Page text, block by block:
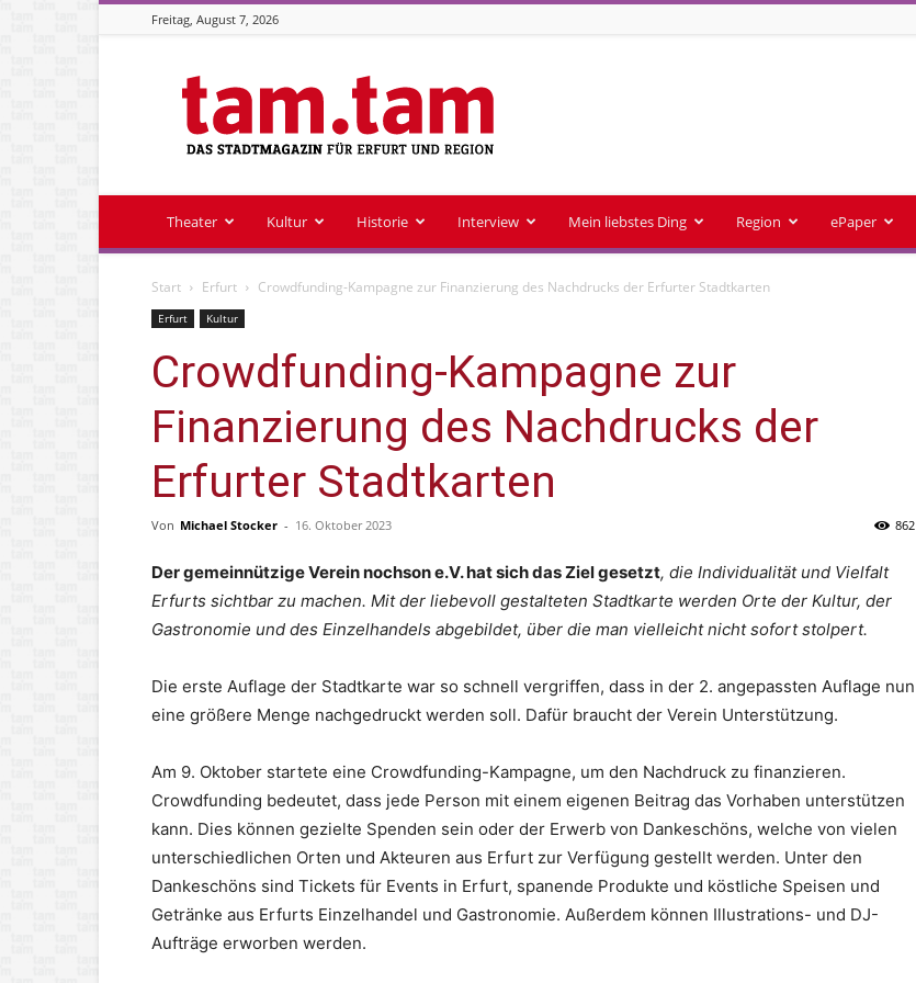
Freitag, August 7, 2026
Stadtmagazin
tam.tam
Theater Kultur Historie Interview Mein liebstes Ding Region ePaper
Start Erfurt Crowdfunding-Kampagne zur Finanzierung des Nachdrucks der Erfurter Stadtkarten
Erfurt Kultur
Crowdfunding-Kampagne zur
Finanzierung des Nachdrucks der
Erfurter Stadtkarten
Von Michael Stocker - 16. Oktober 2023 862
Der gemeinnützige Verein nochson e.V. hat sich das Ziel gesetzt, die Individualität und Vielfalt
Erfurts sichtbar zu machen. Mit der liebevoll gestalteten Stadtkarte werden Orte der Kultur, der
Gastronomie und des Einzelhandels abgebildet, über die man vielleicht nicht sofort stolpert.
Die erste Auflage der Stadtkarte war so schnell vergriffen, dass in der 2. angepassten Auflage nun
eine größere Menge nachgedruckt werden soll. Dafür braucht der Verein Unterstützung.
Am 9. Oktober startete eine Crowdfunding-Kampagne, um den Nachdruck zu finanzieren.
Crowdfunding bedeutet, dass jede Person mit einem eigenen Beitrag das Vorhaben unterstützen
kann. Dies können gezielte Spenden sein oder der Erwerb von Dankeschöns, welche von vielen
unterschiedlichen Orten und Akteuren aus Erfurt zur Verfügung gestellt werden. Unter den
Dankeschöns sind Tickets für Events in Erfurt, spanende Produkte und köstliche Speisen und
Getränke aus Erfurts Einzelhandel und Gastronomie. Außerdem können Illustrations- und DJ-
Aufträge erworben werden.